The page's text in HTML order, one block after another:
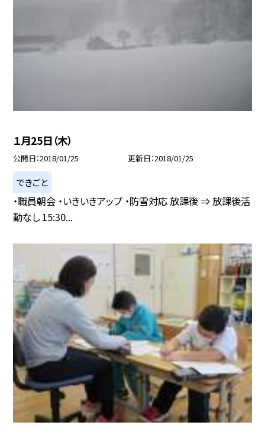
１月25日（木）
公開日 2018/01/25 更新日 2018/01/25
できごと
・職員朝会 ・いきいきアップ ・防雪対応 放課後 ⇒ 放課後活
動なし 15:30...